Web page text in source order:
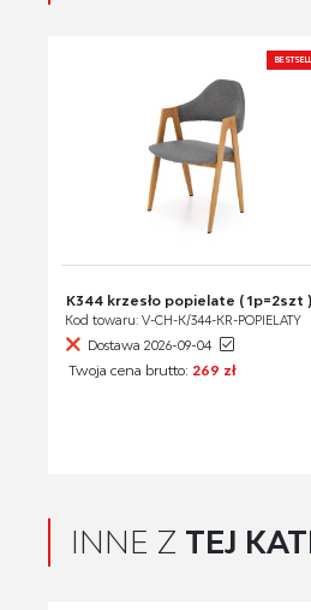
K344 krzesło popielate ( 1p=2szt )
Kod towaru: V-CH-K/344-KR-POPIELATY
Dostawa 2026-09-04
Twoja cena brutto: 269 zł
INNE Z TEJ